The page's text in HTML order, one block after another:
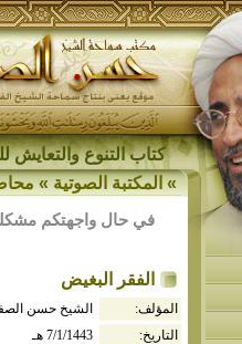
كتاب التنوع والتعايش
»المكتبة الصوتية»
في حال واجهتكم
الفقر البغيض
المؤلف:
الشيخ حسن
التاريخ:
7/1/1443 هـ